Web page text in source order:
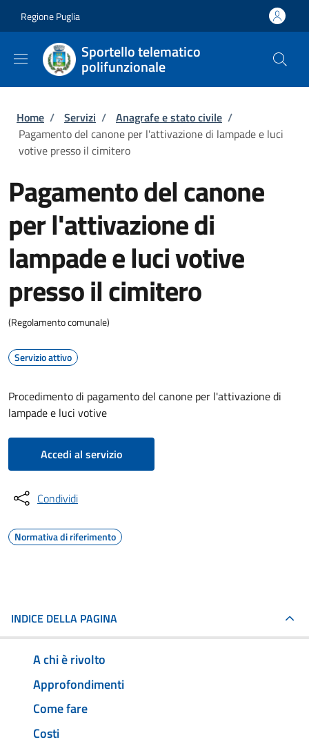
Regione Puglia
Sportello telematico
polifunzionale
Briciole di pane
Home / Servizi / Anagrafe e stato civile /
Pagamento del canone per l'attivazione di lampade e luci
votive presso il cimitero
Pagamento del canone
per l'attivazione di
lampade e luci votive
presso il cimitero
(Regolamento comunale)
Servizio attivo
Procedimento di pagamento del canone per l'attivazione di
lampade e luci votive
Accedi al servizio
Condividi
Normativa di riferimento
INDICE DELLA PAGINA
A chi è rivolto
Approfondimenti
Come fare
Costi